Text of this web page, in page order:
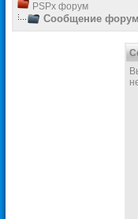
PSPx форум
Сообщение